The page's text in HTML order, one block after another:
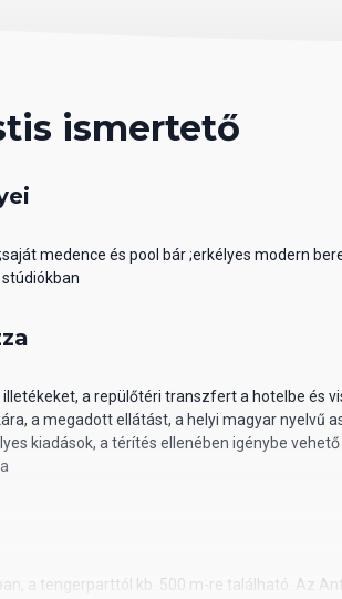
ismertető
medence és pool bár ;erkélyes modern
a repülőtéri transzfert a hotelbe és
a megadott ellátást, a helyi magyar nyelvű
kiadások, a térítés ellenében igénybe
a tengerparttól kb. 500 m-re található. Az